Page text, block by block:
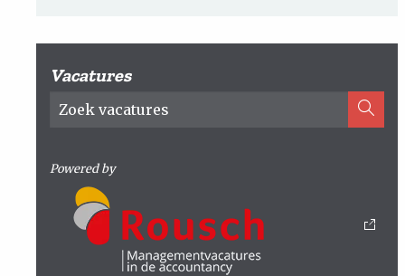
Vacatures
Powered by